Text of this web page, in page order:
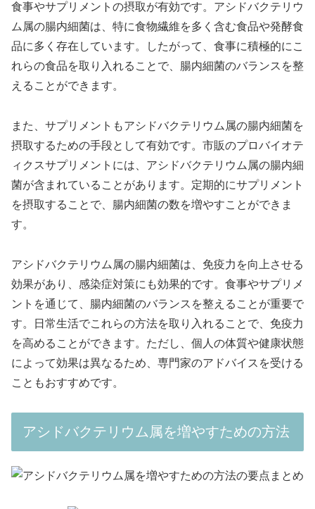
食事やサプリメントの摂取が有効です。アシドバクテリウ
ム属の腸内細菌は、特に食物繊維を多く含む食品や発酵食
品に多く存在しています。したがって、食事に積極的にこ
れらの食品を取り入れることで、腸内細菌のバランスを整
えることができます。
また、サプリメントもアシドバクテリウム属の腸内細菌を
摂取するための手段として有効です。市販のプロバイオテ
ィクスサプリメントには、アシドバクテリウム属の腸内細
菌が含まれていることがあります。定期的にサプリメント
を摂取することで、腸内細菌の数を増やすことができま
す。
アシドバクテリウム属の腸内細菌は、免疫力を向上させる
効果があり、感染症対策にも効果的です。食事やサプリメ
ントを通じて、腸内細菌のバランスを整えることが重要で
す。日常生活でこれらの方法を取り入れることで、免疫力
を高めることができます。ただし、個人の体質や健康状態
によって効果は異なるため、専門家のアドバイスを受ける
こともおすすめです。
アシドバクテリウム属を増やすための方法